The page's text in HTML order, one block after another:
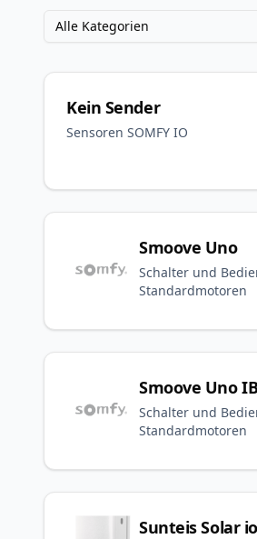
Alle Kategorien
Kein Sender
Sensoren SOMFY IO
Smoove Uno
Schalter und
Standardmotoren
Smoove Uno
Schalter und
Standardmotoren
Sunteis Solar io